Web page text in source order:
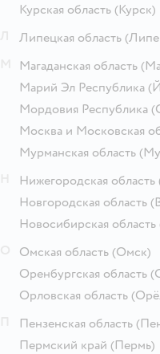
Курская область (Курск)
Липецкая область
Магаданская область
Марий Эл Республика
Мордовия Республика
Москва и Московская
Мурманская область
Нижегородская область
Новгородская область
Новосибирская область
Омская область (Омск)
Оренбургская область
Орловская область
Пензенская область
Пермский край (Пермь)